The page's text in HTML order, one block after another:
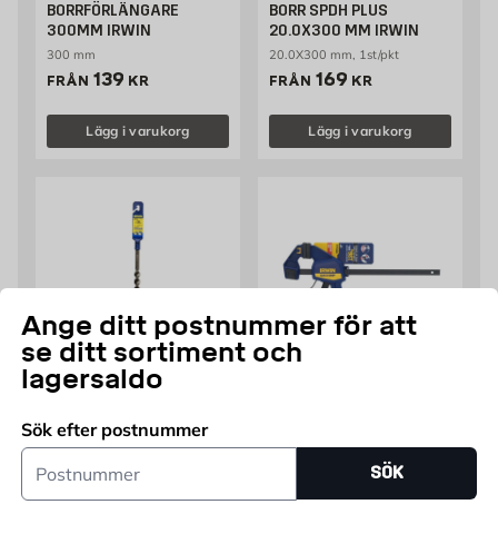
Ange ditt postnummer för att
se ditt sortiment och
lagersaldo
Sök efter postnummer
Postnummer
SÖK
BORRFÖRLÄNGARE
300MM IRWIN
300 mm
FRÅN Pris 139 kr
139 KR
Lägg i varukorg
BORR SPDH PLUS
20.0X300 MM IRWIN
20.0X300 mm, 1st/pkt
FRÅN Pris 169 kr
169 KR
Lägg i varukorg
IRWIN
16.0X300 MM IRWIN
FRÅN Pris 129 kr
129KR Pris 299 kr
KR